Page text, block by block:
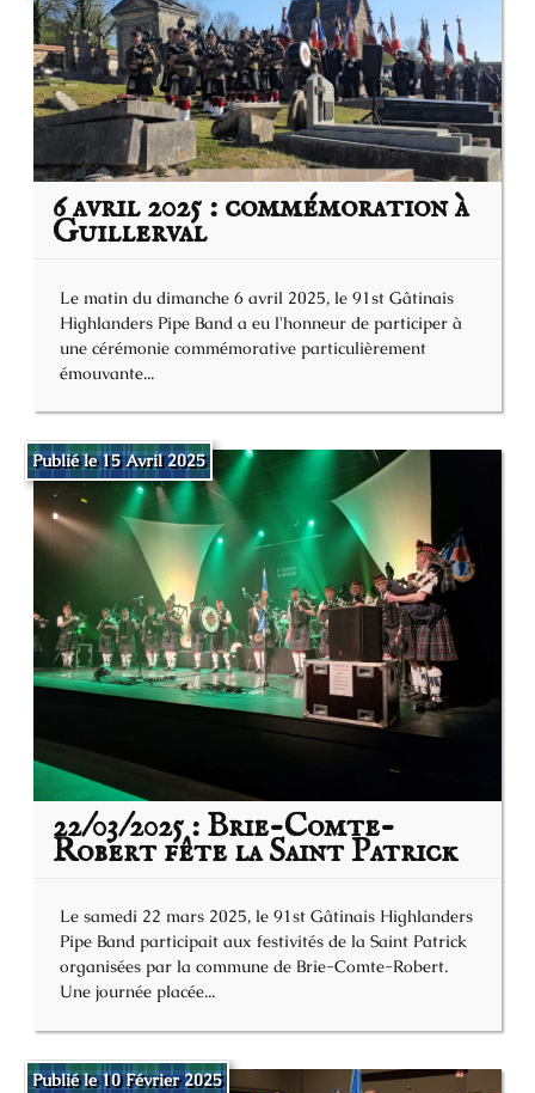
6 avril 2025 : commémoration à
Guillerval
Le matin du dimanche 6 avril 2025, le 91st Gâtinais
Highlanders Pipe Band a eu l'honneur de participer à
une cérémonie commémorative particulièrement
émouvante...
22/03/2025 : Brie-Comte-
Robert fête la Saint Patrick
Publié le 15 Avril 2025
Le samedi 22 mars 2025, le 91st Gâtinais Highlanders
Pipe Band participait aux festivités de la Saint Patrick
organisées par la commune de Brie-Comte-Robert.
Une journée placée...
Publié le 10 Février 2025